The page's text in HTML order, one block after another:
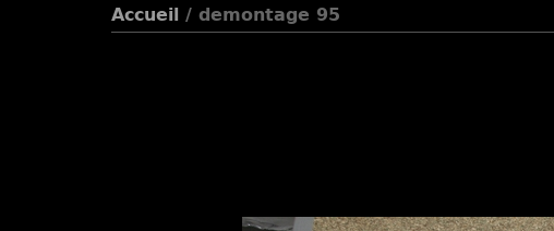
Accueil / demontage 95